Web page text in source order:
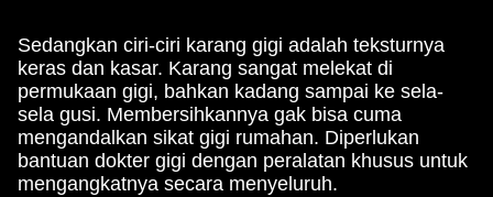
Sedangkan ciri-ciri karang gigi adalah teksturnya
keras dan kasar. Karang sangat melekat di
permukaan gigi, bahkan kadang sampai ke sela-
sela gusi. Membersihkannya gak bisa cuma
mengandalkan sikat gigi rumahan. Diperlukan
bantuan dokter gigi dengan peralatan khusus untuk
mengangkatnya secara menyeluruh.